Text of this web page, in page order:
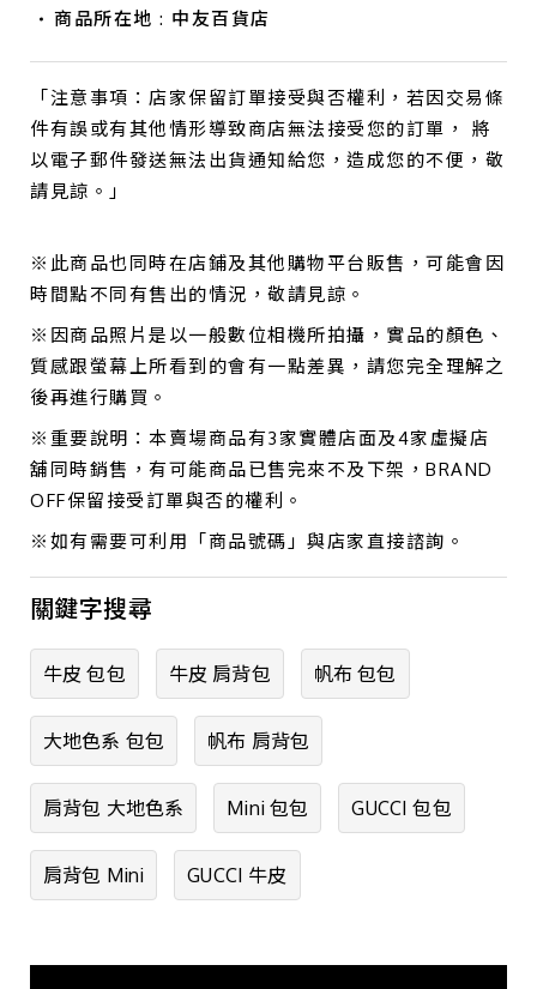
商品所在地 : 中友百貨店
「注意事項：店家保留訂單接受與否權利，若因交易條
件有誤或有其他情形導致商店無法接受您的訂單， 將
以電子郵件發送無法出貨通知給您，造成您的不便，敬
請見諒。」
※此商品也同時在店鋪及其他購物平台販售，可能會因
時間點不同有售出的情況，敬請見諒。
※因商品照片是以一般數位相機所拍攝，實品的顏色、
質感跟螢幕上所看到的會有一點差異，請您完全理解之
後再進行購買。
※重要說明：本賣場商品有3家實體店面及4家虛擬店
舖同時銷售，有可能商品已售完來不及下架，BRAND
OFF保留接受訂單與否的權利。
※如有需要可利用「商品號碼」與店家直接諮詢。
關鍵字搜尋
牛皮 包包 牛皮 肩背包 帆布 包包
大地色系 包包 帆布 肩背包
肩背包 大地色系 Mini 包包 GUCCI 包包
肩背包 Mini GUCCI 牛皮